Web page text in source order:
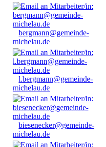
bergmann@gemeinde-
michelau.de
l.bergmann@gemeinde-
michelau.de
biesenecker@gemeinde-
michelau.de